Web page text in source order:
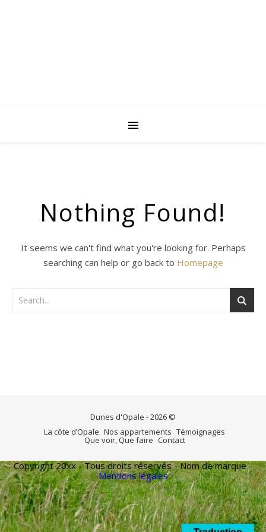
Nothing Found!
It seems we can't find what you're looking for. Perhaps
searching can help or go back to Homepage
Dunes d'Opale - 2026 ©
La côte d’Opale Nos appartements Témoignages
Que voir, Que faire Contact
Copyright 20xx - Tous droits réservés - Nom de marque -
Mentions légales